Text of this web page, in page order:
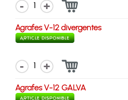
1
Agrafes V-12 divergentes
1
Agrafes V-12 GALVA